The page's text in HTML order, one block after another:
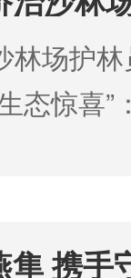
驱动”，
大沙地
截至目
42.25万
治理区”
林场护
态惊喜”
实地拍
森林防
携手